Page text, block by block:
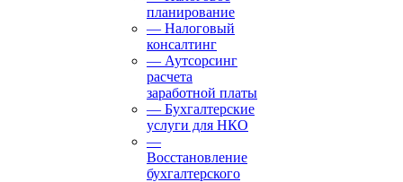
планирование
— Налоговый
консалтинг
— Аутсорсинг
расчета
заработной платы
— Бухгалтерские
услуги для НКО
—
Восстановление
бухгалтерского